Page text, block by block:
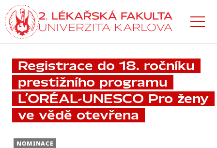
Přejít
k hlavnímu
obsahu
Registrace do 18. ročníku
prestižního programu
L’ORÉAL-UNESCO Pro ženy
ve vědě otevřena
NOMINACE